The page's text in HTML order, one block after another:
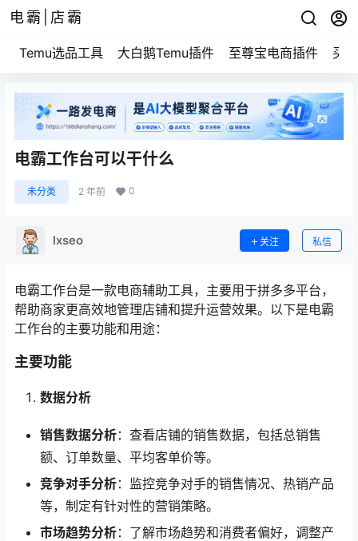
电霸|店霸
Temu选品工具 大白鹅Temu插件 至尊宝电商插件 买
电霸工作台可以干什么
未分类 2 年前 0
lxseo 关注 私信
电霸工作台是一款电商辅助工具，主要用于拼多多平台，
帮助商家更高效地管理店铺和提升运营效果。以下是电霸
工作台的主要功能和用途：
主要功能
数据分析
销售数据分析：查看店铺的销售数据，包括总销售
额、订单数量、平均客单价等。
竞争对手分析：监控竞争对手的销售情况、热销产品
等，制定有针对性的营销策略。
市场趋势分析：了解市场趋势和消费者偏好，调整产